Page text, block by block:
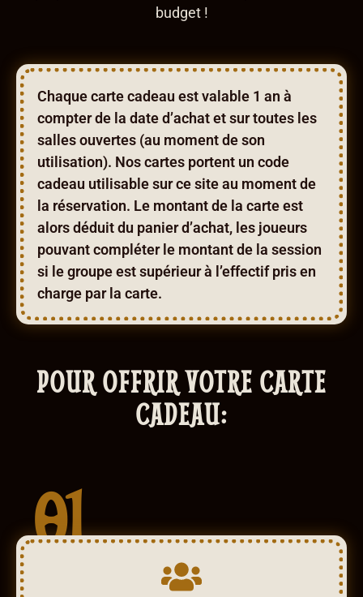
budget !
Chaque carte cadeau est valable 1 an à
compter de la date d’achat et sur toutes les
salles ouvertes (au moment de son
utilisation). Nos cartes portent un code
cadeau utilisable sur ce site au moment de
la réservation. Le montant de la carte est
alors déduit du panier d’achat, les joueurs
pouvant compléter le montant de la session
si le groupe est supérieur à l’effectif pris en
charge par la carte.
POUR OFFRIR VOTRE CARTE
CADEAU:
01